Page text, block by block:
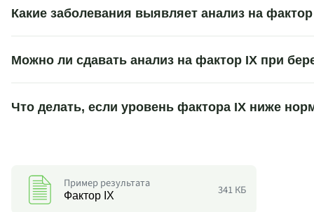
Какие заболевания выявляет анализ на
Можно ли сдавать анализ на фактор IX при
Что делать, если уровень фактора IX ниже
Пример результата
Фактор IX 341 КБ